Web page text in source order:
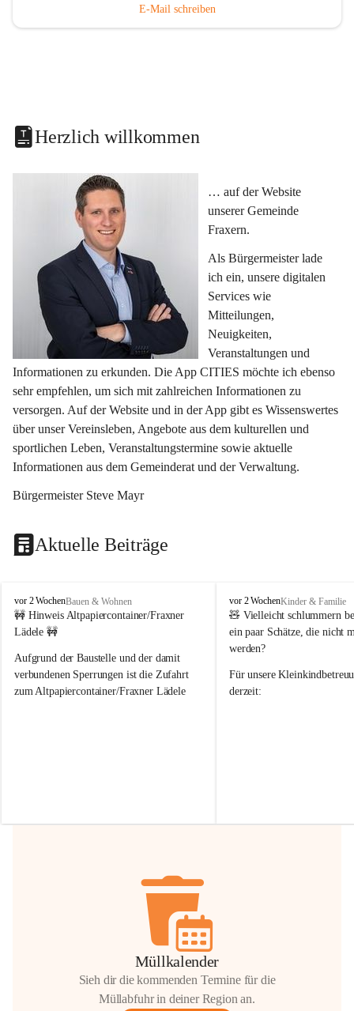
E-Mail schreiben
Herzlich willkommen
… auf der Website
unserer Gemeinde
Fraxern.
Als Bürgermeister lade
ich ein, unsere digitalen
Services wie
Mitteilungen,
Neuigkeiten,
Veranstaltungen und
Informationen zu erkunden. Die App CITIES möchte ich ebenso
sehr empfehlen, um sich mit zahlreichen Informationen zu
versorgen. Auf der Website und in der App gibt es Wissenswertes
über unser Vereinsleben, Angebote aus dem kulturellen und
sportlichen Leben, Veranstaltungstermine sowie aktuelle
Informationen aus dem Gemeinderat und der Verwaltung.
Bürgermeister Steve Mayr
Aktuelle Beiträge
F
r
a
e
r
n
vor 2 WochenBauen & Wohnen
🚧 Hinweis Altpapiercontainer/Fraxner
Lädele 🚧
Aufgrund der Baustelle und der damit
verbundenen Sperrungen ist die Zufahrt
zum Altpapiercontainer/Fraxner Lädele
Hilfsbereitschaft!
F
r
a
x
r
n
vor 2 WochenKinder & Familie
🧸 Vielleicht schlummern
ein paar Schätze, die nicht
werden?
Für unsere
derzeit:
Müllkalender
Sieh dir die kommenden Termine für die
Müllabfuhr in deiner Region an.